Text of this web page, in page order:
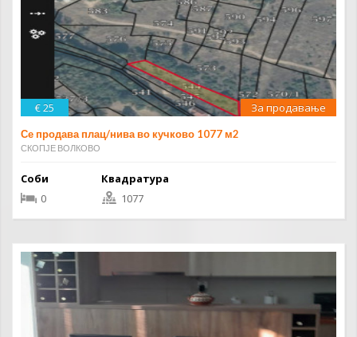
€ 25 За продавање
Се продава плац/нива во кучково 1077 м2
СКОПЈЕ ВОЛКОВО
Соби
0
Квадратура
1077